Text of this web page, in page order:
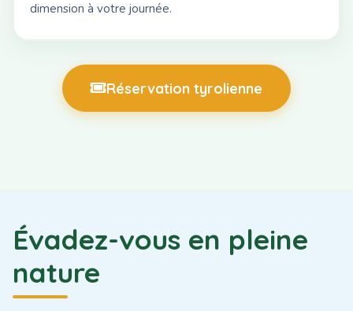
dimension à votre journée.
Réservation tyrolienne
Évadez-vous en pleine
nature